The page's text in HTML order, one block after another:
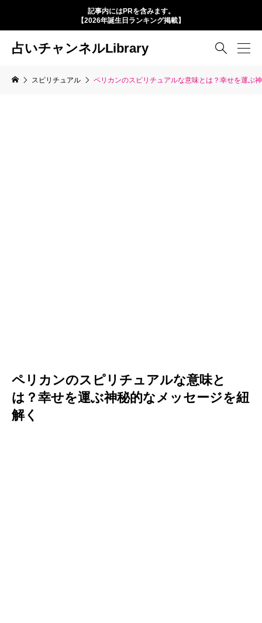
記事内にはPRを含みます。
【2026年誕生日ランキング掲載】
占いチャンネルLibrary 
スピリチュアル ペリカンのスピリチュアルな意味とは？幸せを運ぶ
ペリカンのスピリチュアルな意味と
は？幸せを運ぶ神秘的なメッセージを紐
解く